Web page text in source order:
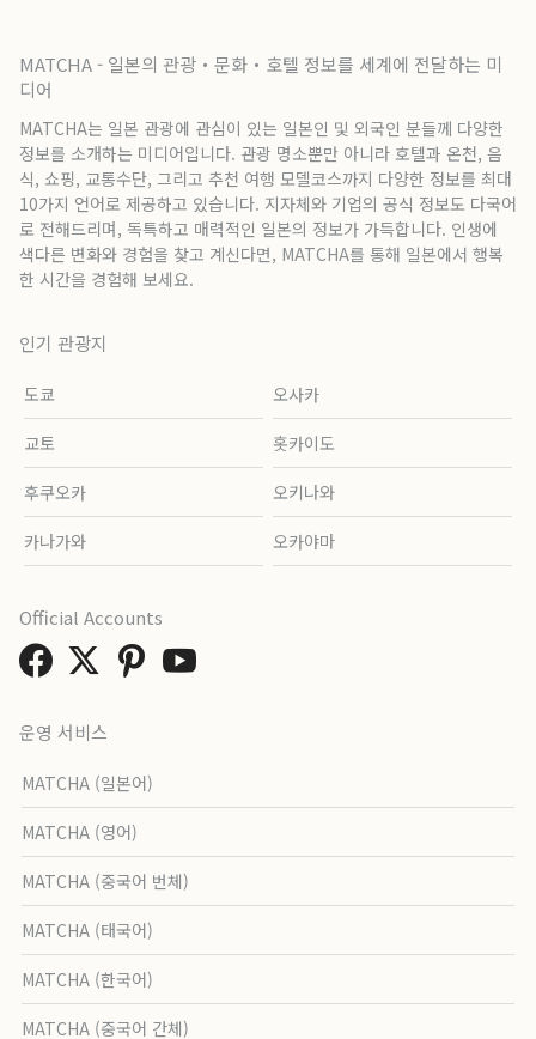
MATCHA - 일본의 관광・문화・호텔 정보를 세계에 전달하는 미
디어
MATCHA는 일본 관광에 관심이 있는 일본인 및 외국인 분들께 다양한
정보를 소개하는 미디어입니다. 관광 명소뿐만 아니라 호텔과 온천, 음
식, 쇼핑, 교통수단, 그리고 추천 여행 모델코스까지 다양한 정보를 최대
10가지 언어로 제공하고 있습니다. 지자체와 기업의 공식 정보도 다국어
로 전해드리며, 독특하고 매력적인 일본의 정보가 가득합니다. 인생에
색다른 변화와 경험을 찾고 계신다면, MATCHA를 통해 일본에서 행복
한 시간을 경험해 보세요.
인기 관광지
도쿄 오사카
교토 홋카이도
후쿠오카 오키나와
카나가와 오카야마
운영 서비스
MATCHA (일본어)
MATCHA (영어)
MATCHA (중국어 번체)
MATCHA (태국어)
MATCHA (한국어)
MATCHA (중국어 간체)
Official Accounts